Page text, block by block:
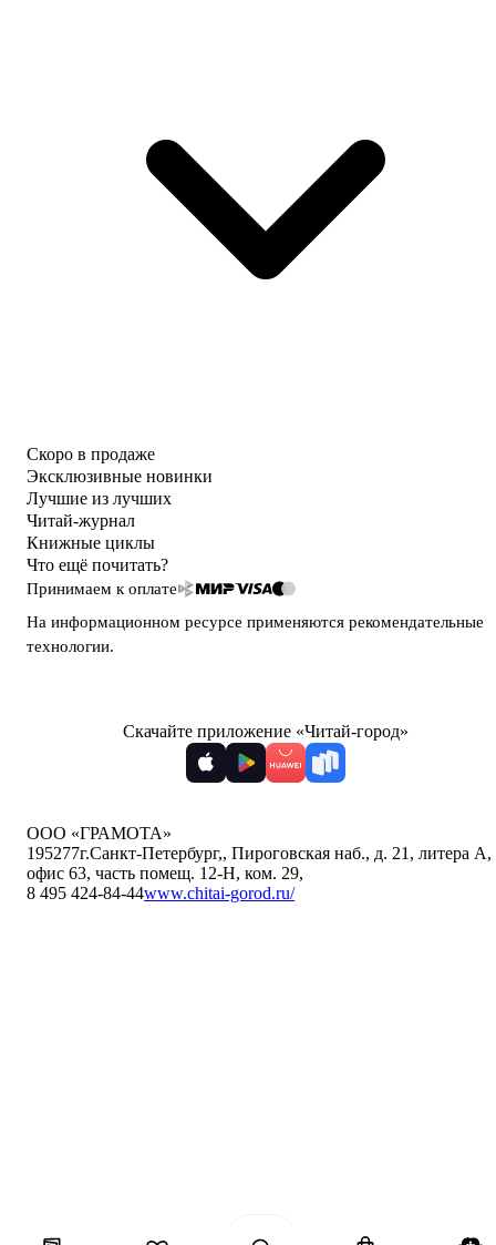
Скоро в продаже
Эксклюзивные новинки
Лучшие из лучших
Читай-журнал
Книжные циклы
Что ещё почитать?
Принимаем к оплате
На информационном ресурсе применяются рекомендательные
технологии.
Скачайте приложение «Читай-город»
ООО «ГРАМОТА»
195277г.Санкт-Петербург,, Пироговская наб., д. 21, литера А,
офис 63, часть помещ. 12-Н, ком. 29,
8 495 424-84-44www.chitai-gorod.ru/